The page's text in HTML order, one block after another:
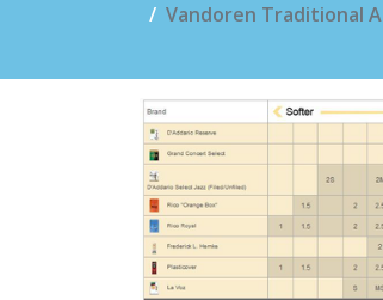
Vandoren Traditional